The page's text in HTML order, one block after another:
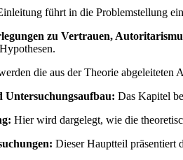
führt in die Problemstellung
zu Vertrauen,
die aus der Theorie abgeleiteten
Untersuchungsaufbau: Das Kapitel
Hier wird dargelegt, wie die
Dieser Hauptteil präsentiert